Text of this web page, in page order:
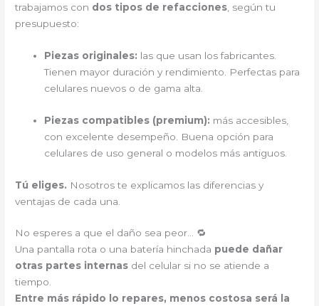
trabajamos con dos tipos de refacciones , según tu
presupuesto:
Piezas originales: las que usan los fabricantes.
Tienen mayor duración y rendimiento. Perfectas para
celulares nuevos o de gama alta.
Piezas compatibles (premium): más accesibles,
con excelente desempeño. Buena opción para
celulares de uso general o modelos más antiguos.
Tú eliges. Nosotros te explicamos las diferencias y
ventajas de cada una.
No esperes a que el daño sea peor… 🔁
Una pantalla rota o una batería hinchada puede dañar
otras partes internas del celular si no se atiende a
tiempo.
Entre más rápido lo repares, menos costosa será la